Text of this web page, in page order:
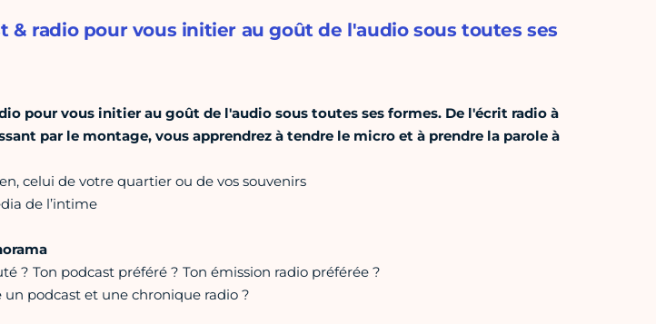
& radio pour vous initier au goût de l'audio sous toutes ses
pour vous initier au goût de l'audio sous toutes ses formes. De l'écrit radio à
par le montage, vous apprendrez à tendre le micro et à prendre la parole à
celui de votre quartier ou de vos souvenirs
de l’intime
? Ton podcast préféré ? Ton émission radio préférée ?
un podcast et une chronique radio ?